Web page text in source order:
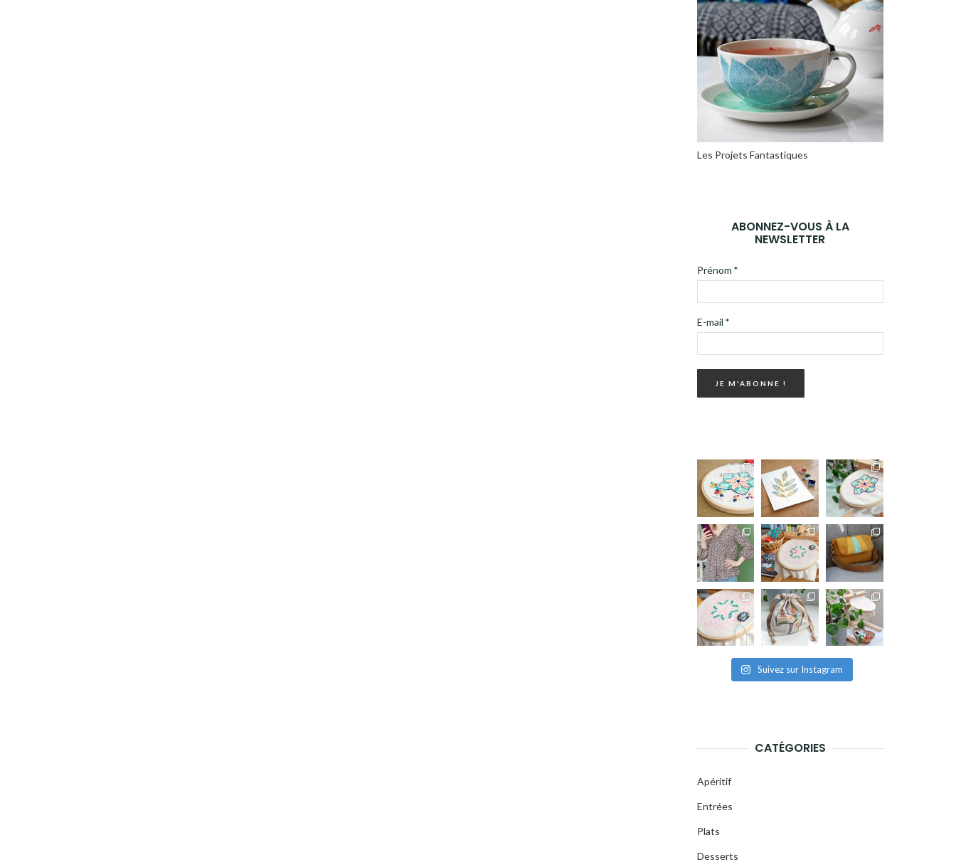
Les Projets Fantastiques
ABONNEZ-VOUS À LA
NEWSLETTER
Prénom *
E-mail *
Suivez sur Instagram
CATÉGORIES
Apéritif
Entrées
Plats
Desserts